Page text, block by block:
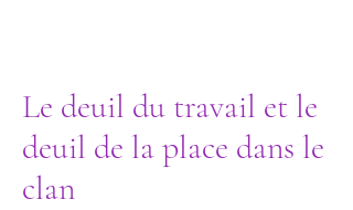
Le deuil du travail et le
deuil de la place dans le
clan